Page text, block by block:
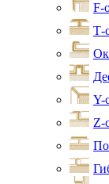
F-
Т-
Y-
Z-